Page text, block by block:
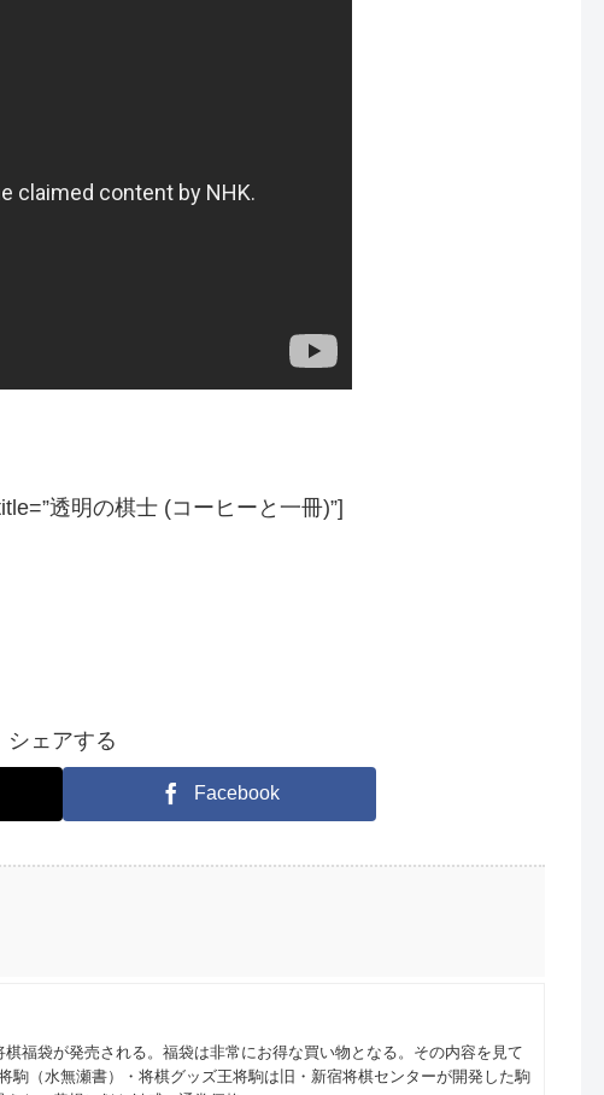
透明の棋士 (コーヒーと一冊)”]
シェアする
Facebook
福袋が発売される。福袋は非常にお得な買い物となる。その内容を見て
駒（水無瀬書）・将棋グッズ王将駒は旧・新宿将棋センターが開発した駒